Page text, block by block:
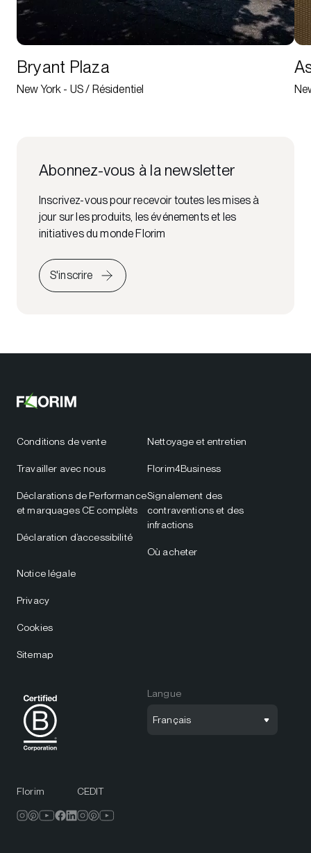
Bryant Plaza
New York - US / Résidentiel
Abonnez-vous à la newsletter
Inscrivez-vous pour recevoir toutes les mises à
jour sur les produits, les événements et les
initiatives du monde Florim
S'inscrire
Conditions de vente
Travailler avec nous
Déclarations de Performance
et marquages CE complèts
Déclaration d’accessibilité
Nettoyage et entretien
Florim4Business
Signalement des
contraventions et des
infractions
Où acheter
Notice légale
Privacy
Cookies
Sitemap
Langue
Français
Florim CEDIT